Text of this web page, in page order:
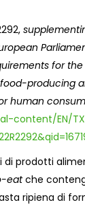
for
producing
human
content/EN/
di prodotti
eatche
ripiena di